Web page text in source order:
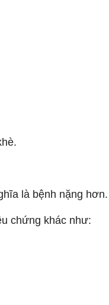
là bệnh nặng hơn.
chứng khác như: